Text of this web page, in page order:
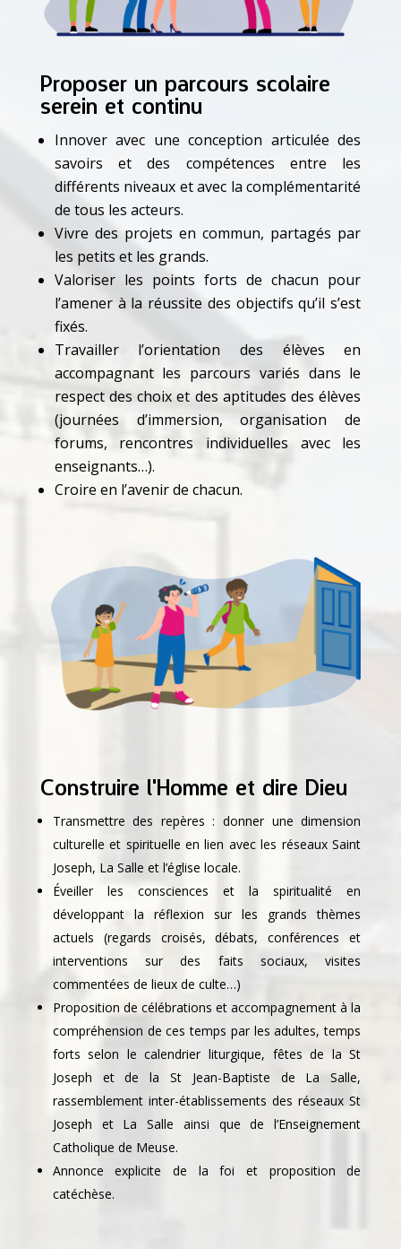
Proposer un parcours scolaire
serein et continu
Innover avec une conception articulée des
savoirs et des compétences entre les
différents niveaux et avec la complémentarité
de tous les acteurs.
Vivre des projets en commun, partagés par
les petits et les grands.
Valoriser les points forts de chacun pour
l’amener à la réussite des objectifs qu’il s’est
fixés.
Travailler l’orientation des élèves en
accompagnant les parcours variés dans le
respect des choix et des aptitudes des élèves
(journées d’immersion, organisation de
forums, rencontres individuelles avec les
enseignants…).
Croire en l’avenir de chacun.
Construire l'Homme et dire Dieu
Transmettre des repères : donner une dimension
culturelle et spirituelle en lien avec les réseaux Saint
Joseph, La Salle et l’église locale.
Éveiller les consciences et la spiritualité en
développant la réflexion sur les grands thèmes
actuels (regards croisés, débats, conférences et
interventions sur des faits sociaux, visites
commentées de lieux de culte…)
Proposition de célébrations et accompagnement à la
compréhension de ces temps par les adultes, temps
forts selon le calendrier liturgique, fêtes de la St
Joseph et de la St Jean-Baptiste de La Salle,
rassemblement inter-établissements des réseaux St
Joseph et La Salle ainsi que de l’Enseignement
Catholique de Meuse.
Annonce explicite de la foi et proposition de
catéchèse.